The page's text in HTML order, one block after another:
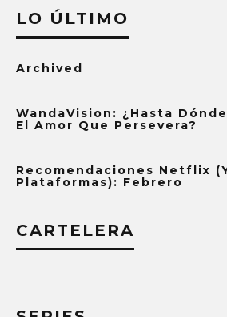
LO ÚLTIMO
Archived
WandaVision: ¿Hasta
El Amor Que Persevera?
Recomendaciones Netflix
Plataformas): Febrero
CARTELERA